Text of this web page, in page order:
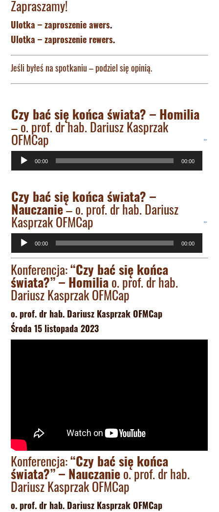
Zapraszamy!
Ulotka – zaproszenie awers.
Ulotka – zaproszenie rewers.
Jeśli byłeś na spotkaniu – podziel się opinią.
Czy bać się końca świata? – Homilia
– o. prof. dr hab. Dariusz Kasprzak
OFMCap
Odtwarzacz
plików
00:00 00:00
Czy bać się końca świata? –
Nauczanie– o. prof. dr hab. Dariusz
Kasprzak OFMCap
Odtwarzacz
plików
dźwiękowych
00:00 00:00
Konferencja:“Czy bać się końca
świata?” – Homiliao. prof. dr hab.
Dariusz Kasprzak OFMCap
o. prof. dr hab. Dariusz Kasprzak OFMCap
Środa 15 listopada 2023
Konferencja:“Czy bać się końca
świata?” – Nauczanieo. prof. dr hab.
Dariusz Kasprzak OFMCap
o. prof. dr hab. Dariusz Kasprzak OFMCap